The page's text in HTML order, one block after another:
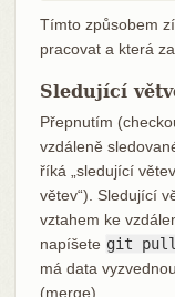
Tímto způsobem
pracovat a která
Sledující
Přepnutím
vzdáleně
říká „sledující
větev“). Sledující
vztahem ke
napíšete git pull
má data
(merge).